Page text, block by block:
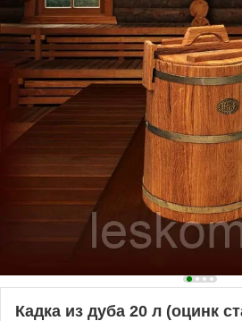
Кадка из дуба 20 л (оцинк